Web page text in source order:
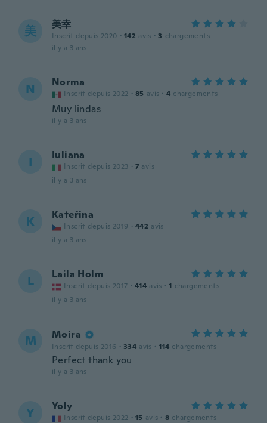
美 美幸
Inscrit depuis 2020 · 142 avis · 3 chargements
il y a 3 ans
N Norma
Inscrit depuis 2022 · 85 avis · 4 chargements
Muy lindas
il y a 3 ans
I Iuliana
Inscrit depuis 2023 · 7 avis
il y a 3 ans
K Kateřina
Inscrit depuis 2019 · 442 avis
il y a 3 ans
L Laila Holm
Inscrit depuis 2017 · 414 avis · 1 chargements
il y a 3 ans
M Moira
Inscrit depuis 2016 · 334 avis · 114 chargements
Perfect thank you
il y a 3 ans
Y Yoly
Inscrit depuis 2022 · 15 avis · 8 chargements